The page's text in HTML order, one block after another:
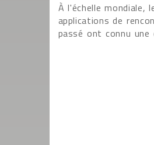
À l'échelle mondiale,
applications de
passé ont connu